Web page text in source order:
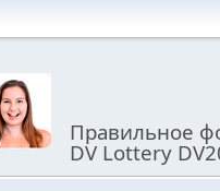
Правильное
DV Lottery